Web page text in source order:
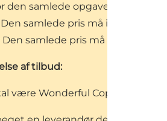
den samlede opgave er sat til
Den samlede pris må ikke
Den samlede pris må ikke
af tilbud:
være Wonderful Copenhagen